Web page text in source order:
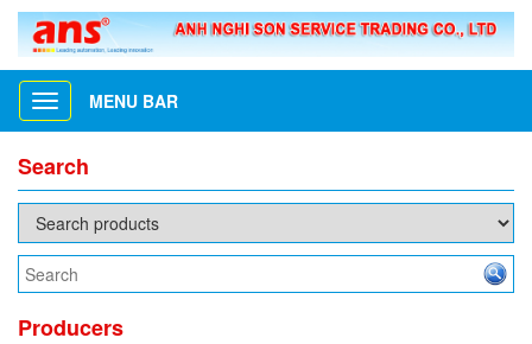
Toggle
navigation
MENU BAR
Search
Producers